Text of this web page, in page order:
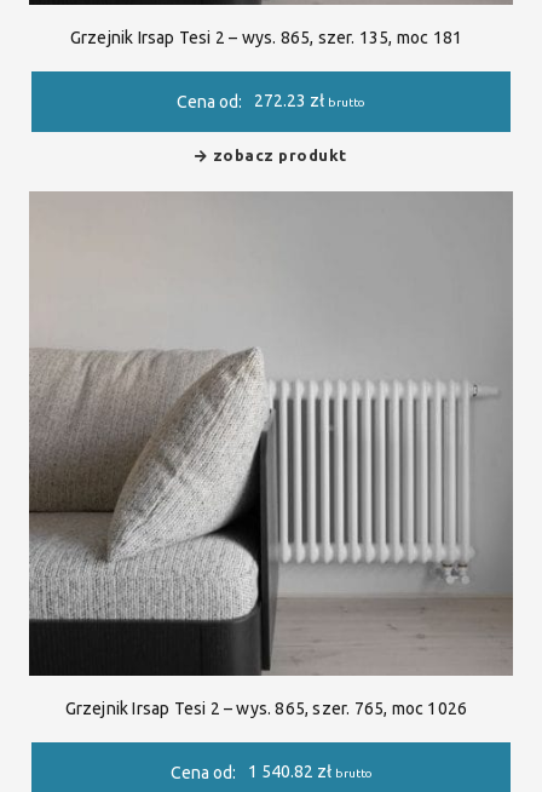
Grzejnik Irsap Tesi 2 – wys. 865, szer. 135, moc 181
Cena od: 272.23 zł brutto
zobacz produkt
Grzejnik Irsap Tesi 2 – wys. 865, szer. 765, moc 1026
Cena od: 1 540.82 zł brutto